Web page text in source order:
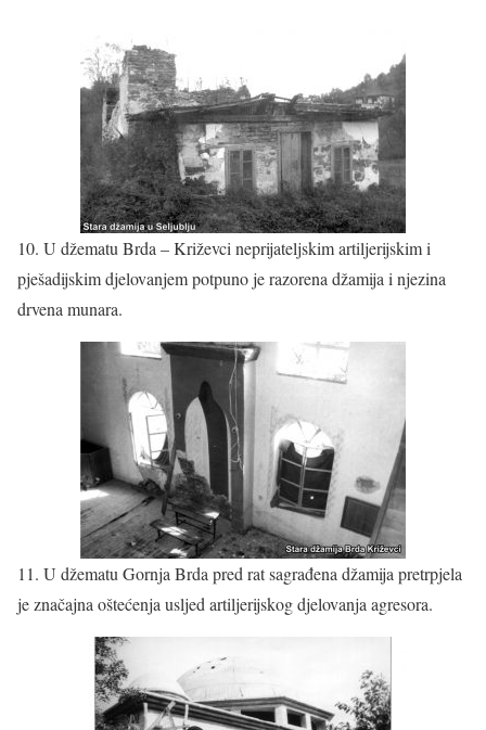
10. U džematu Brda – Križevci neprijateljskim artiljerijskim i
pješadijskim djelovanjem potpuno je razorena džamija i njezina
drvena munara.
11. U džematu Gornja Brda pred rat sagrađena džamija pretrpjela
je značajna oštećenja usljed artiljerijskog djelovanja agresora.